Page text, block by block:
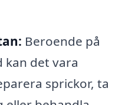
Beroende på
kan det vara
sprickor, ta